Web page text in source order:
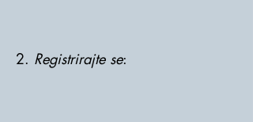
2. Registrirajte se: